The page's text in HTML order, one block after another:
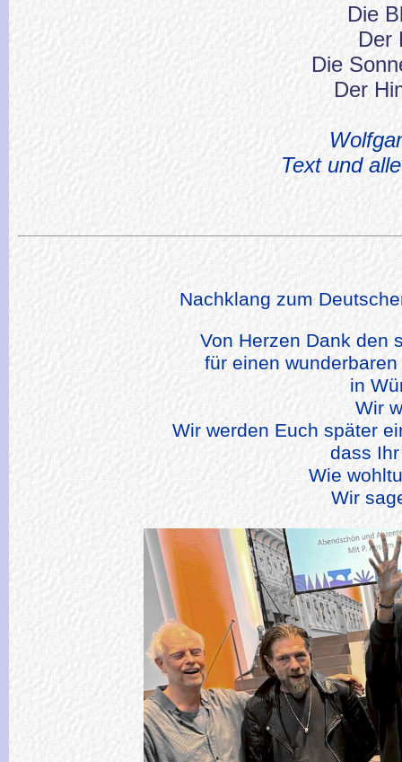
Die
Der
Die
Der
Text und
Nachklang zum
Von Herzen Dank den
für einen
in
Wir
Wir werden Euch später
dass
Wie
Wir